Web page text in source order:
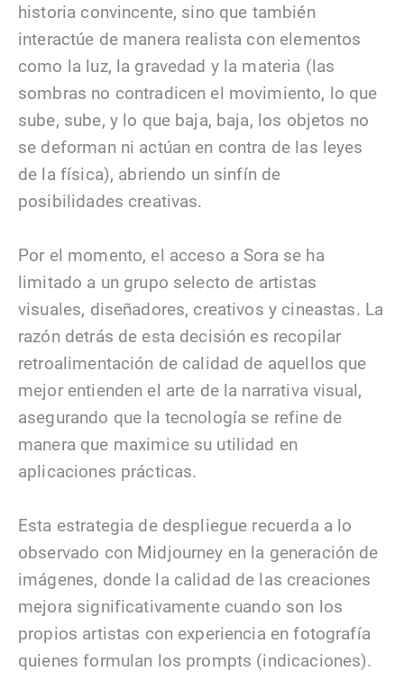
historia convincente, sino que también
interactúe de manera realista con elementos
como la luz, la gravedad y la materia (las
sombras no contradicen el movimiento, lo que
sube, sube, y lo que baja, baja, los objetos no
se deforman ni actúan en contra de las leyes
de la física), abriendo un sinfín de
posibilidades creativas.
Por el momento, el acceso a Sora se ha
limitado a un grupo selecto de artistas
visuales, diseñadores, creativos y cineastas. La
razón detrás de esta decisión es recopilar
retroalimentación de calidad de aquellos que
mejor entienden el arte de la narrativa visual,
asegurando que la tecnología se refine de
manera que maximice su utilidad en
aplicaciones prácticas.
Esta estrategia de despliegue recuerda a lo
observado con Midjourney en la generación de
imágenes, donde la calidad de las creaciones
mejora significativamente cuando son los
propios artistas con experiencia en fotografía
quienes formulan los prompts (indicaciones).